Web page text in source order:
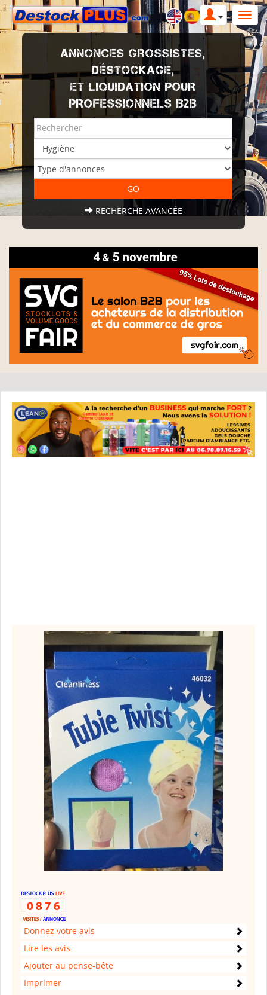
ANNONCES GROSSISTES,
DÉSTOCKAGE,
ET LIQUIDATION POUR
PROFESSIONNELS B2B
RECHERCHE AVANCÉE
Donnez votre avis
Lire les avis
Ajouter au pense-bête
Imprimer